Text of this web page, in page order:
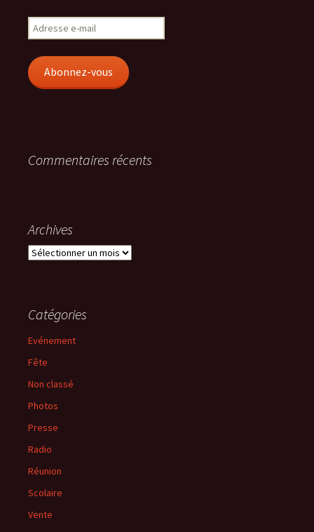
Adresse
e-
Abonnez-vous
Commentaires récents
Archives
Archives
Catégories
Evénement
Fête
Non classé
Photos
Presse
Radio
Réunion
Scolaire
Vente